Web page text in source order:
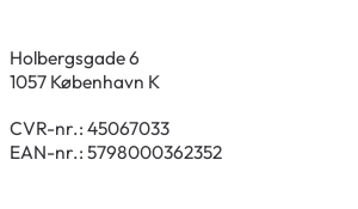
Holbergsgade 6
1057 København K
CVR-nr.: 45067033
EAN-nr.: 5798000362352